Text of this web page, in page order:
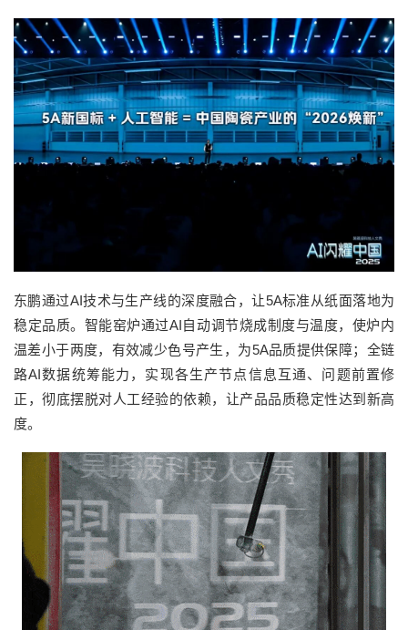
东鹏通过AI技术与生产线的深度融合，让5A标准从纸面落地为
稳定品质。 智能窑炉通过AI自动调节烧成制度与温度，使炉内
温差小于两度，有效减少色号产生，为5A品质提供保障；全链
路AI数据统筹能力，实现各生产节点信息互通、问题前置修
正，彻底摆脱对人工经验的依赖，让产品品质稳定性达到新高
度。